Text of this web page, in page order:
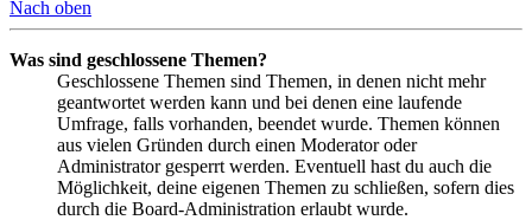
Nach oben
Was sind geschlossene Themen?
Geschlossene Themen sind Themen, in denen nicht mehr
geantwortet werden kann und bei denen eine laufende
Umfrage, falls vorhanden, beendet wurde. Themen können
aus vielen Gründen durch einen Moderator oder
Administrator gesperrt werden. Eventuell hast du auch die
Möglichkeit, deine eigenen Themen zu schließen, sofern dies
durch die Board-Administration erlaubt wurde.